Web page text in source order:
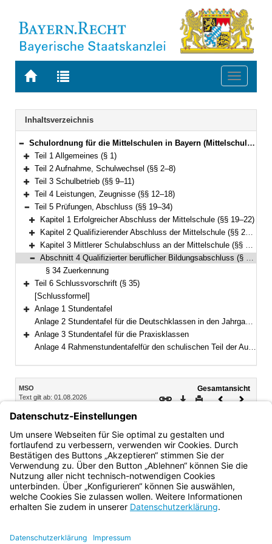
Zur
BAYERN.RECHT
Zur
letzten
Suche
Toggle
Navigation
Inhaltsverzeichnis
Bereich reduzieren
Schulordnung für die Mittelschulen in Bayern (Mittelschulordnung – MSO) Vom 4. März 2013 (GVBl. S. 116) (KWMBl. S. 106) BayRS 2232-3-K (§§ 1–35)
Bereich erweitern
Teil 1 Allgemeines (§ 1)
Bereich erweitern
Teil 2 Aufnahme, Schulwechsel (§§ 2–8)
Bereich erweitern
Teil 3 Schulbetrieb (§§ 9–11)
Bereich erweitern
Teil 4 Leistungen, Zeugnisse (§§ 12–18)
Bereich reduzieren
Teil 5 Prüfungen, Abschluss (§§ 19–34)
Bereich erweitern
Kapitel 1 Erfolgreicher Abschluss der Mittelschule (§§ 19–22)
Bereich erweitern
Kapitel 2 Qualifizierender Abschluss der Mittelschule (§§ 23–28)
Bereich erweitern
Kapitel 3 Mittlerer Schulabschluss an der Mittelschule (§§ 29–33)
Bereich reduzieren
Abschnitt 4 Qualifizierter beruflicher Bildungsabschluss (§ 34)
§ 34 Zuerkennung
Bereich erweitern
Teil 6 Schlussvorschrift (§ 35)
[Schlussformel]
Bereich erweitern
Anlage 1 Stundentafel
Anlage 2 Stundentafel für die Deutschklassen in den Jahrgangsstufen 7 bis 9 der Mittelschule
Bereich erweitern
Anlage 3 Stundentafel für die Praxisklassen
Anlage 4 Rahmenstundentafelfür den schulischen Teil der Ausbildung in der Berufsorientierungsklasse der Mittelschule
Inhalt
MSO
Text gilt ab: 01.08.2026
Gesamtansicht
Download
DruckenVorheriges
Abschnitt 4 Qualifizierter beruflicher Bildungsabschluss
§ 34 Zuerkennung
Bayern.de
BayernPortal
Impressum